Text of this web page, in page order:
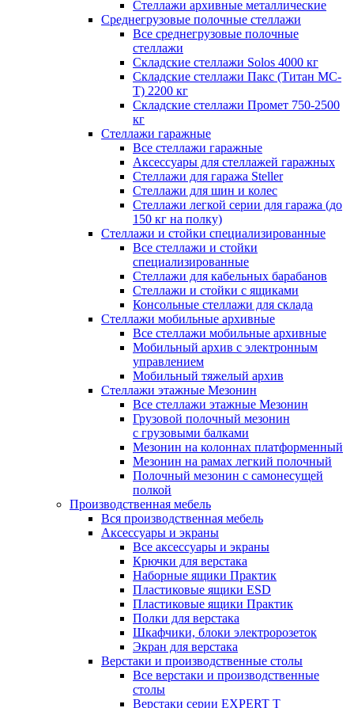
Стеллажи архивные металлические
Среднегрузовые полочные стеллажи
Все среднегрузовые полочные
стеллажи
Складские стеллажи Solos 4000 кг
Складские стеллажи Пакс (Титан МС-
Т) 2200 кг
Складские стеллажи Промет 750-2500
кг
Стеллажи гаражные
Все стеллажи гаражные
Аксессуары для стеллажей гаражных
Стеллажи для гаража Steller
Стеллажи для шин и колес
Стеллажи легкой серии для гаража (до
150 кг на полку)
Стеллажи и стойки специализированные
Все стеллажи и стойки
специализированные
Стеллажи для кабельных барабанов
Стеллажи и стойки с ящиками
Консольные стеллажи для склада
Стеллажи мобильные архивные
Все стеллажи мобильные архивные
Мобильный архив с электронным
управлением
Мобильный тяжелый архив
Стеллажи этажные Мезонин
Все стеллажи этажные Мезонин
Грузовой полочный мезонин
с грузовыми балками
Мезонин на колоннах платформенный
Мезонин на рамах легкий полочный
Полочный мезонин с самонесущей
полкой
Производственная мебель
Вся производственная мебель
Аксессуары и экраны
Все аксессуары и экраны
Крючки для верстака
Наборные ящики Практик
Пластиковые ящики ESD
Пластиковые ящики Практик
Полки для верстака
Шкафчики, блоки электророзеток
Экран для верстака
Верстаки и производственные столы
Все верстаки и производственные
столы
Верстаки серии EXPERT T